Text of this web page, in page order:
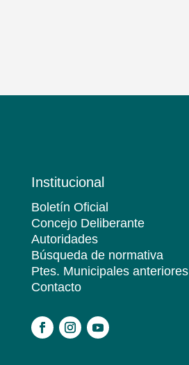
Institucional
Boletín Oficial
Concejo Deliberante
Autoridades
Búsqueda de normativa
Ptes. Municipales anteriores
Contacto